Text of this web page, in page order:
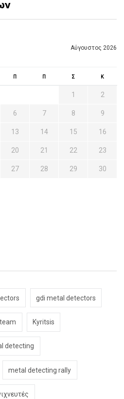
Αύγουστος 2026
Π Π Σ Κ
1 2
6 7 8 9
13 14 15 16
20 21 22 23
27 28 29 30
gdi metal detectors
Kyritsis
detecting
metal detecting rally